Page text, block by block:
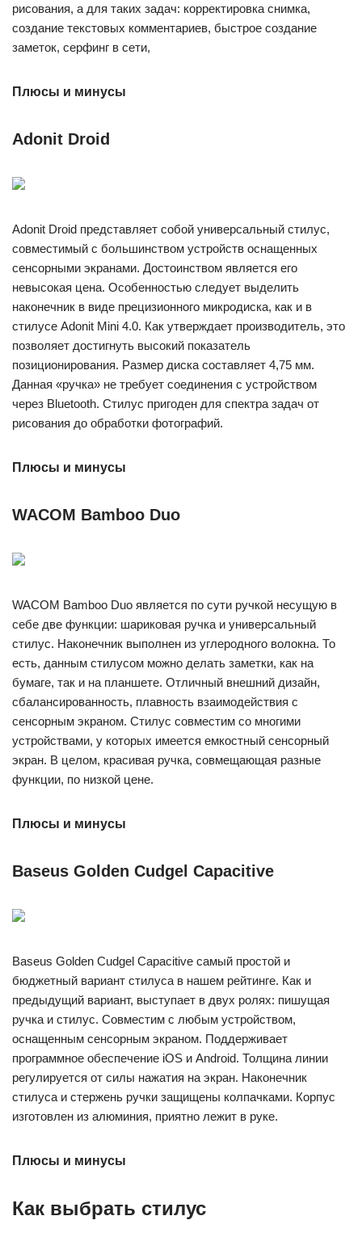
рисования, а для таких задач: корректировка снимка,
создание текстовых комментариев, быстрое создание
заметок, серфинг в сети,
Плюсы и минусы
Adonit Droid
Adonit Droid представляет собой универсальный стилус,
совместимый с большинством устройств оснащенных
сенсорными экранами. Достоинством является его
невысокая цена. Особенностью следует выделить
наконечник в виде прецизионного микродиска, как и в
стилусе Adonit Mini 4.0. Как утверждает производитель, это
позволяет достигнуть высокий показатель
позиционирования. Размер диска составляет 4,75 мм.
Данная «ручка» не требует соединения с устройством
через Bluetooth. Стилус пригоден для спектра задач от
рисования до обработки фотографий.
Плюсы и минусы
WACOM Bamboo Duo
WACOM Bamboo Duo является по сути ручкой несущую в
себе две функции: шариковая ручка и универсальный
стилус. Наконечник выполнен из углеродного волокна. То
есть, данным стилусом можно делать заметки, как на
бумаге, так и на планшете. Отличный внешний дизайн,
сбалансированность, плавность взаимодействия с
сенсорным экраном. Стилус совместим со многими
устройствами, у которых имеется емкостный сенсорный
экран. В целом, красивая ручка, совмещающая разные
функции, по низкой цене.
Плюсы и минусы
Baseus Golden Cudgel Capacitive
Baseus Golden Cudgel Capacitive самый простой и
бюджетный вариант стилуса в нашем рейтинге. Как и
предыдущий вариант, выступает в двух ролях: пишущая
ручка и стилус. Совместим с любым устройством,
оснащенным сенсорным экраном. Поддерживает
программное обеспечение iOS и Android. Толщина линии
регулируется от силы нажатия на экран. Наконечник
стилуса и стержень ручки защищены колпачками. Корпус
изготовлен из алюминия, приятно лежит в руке.
Плюсы и минусы
Как выбрать стилус